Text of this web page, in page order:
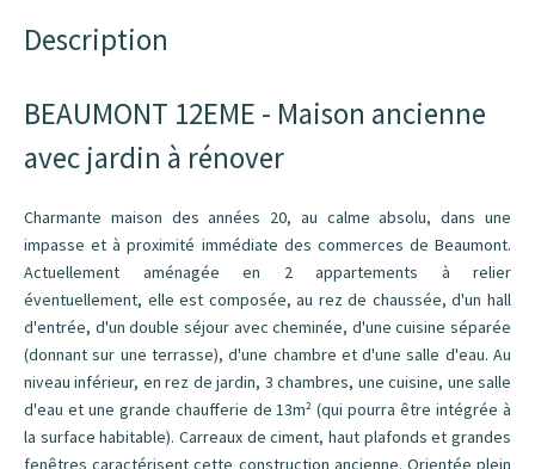
Description
BEAUMONT 12EME - Maison ancienne
avec jardin à rénover
Charmante maison des années 20, au calme absolu, dans une
impasse et à proximité immédiate des commerces de Beaumont.
Actuellement aménagée en 2 appartements à relier
éventuellement, elle est composée, au rez de chaussée, d'un hall
d'entrée, d'un double séjour avec cheminée, d'une cuisine séparée
(donnant sur une terrasse), d'une chambre et d'une salle d'eau. Au
niveau inférieur, en rez de jardin, 3 chambres, une cuisine, une salle
d'eau et une grande chaufferie de 13m² (qui pourra être intégrée à
la surface habitable). Carreaux de ciment, haut plafonds et grandes
fenêtres caractérisent cette construction ancienne. Orientée plein